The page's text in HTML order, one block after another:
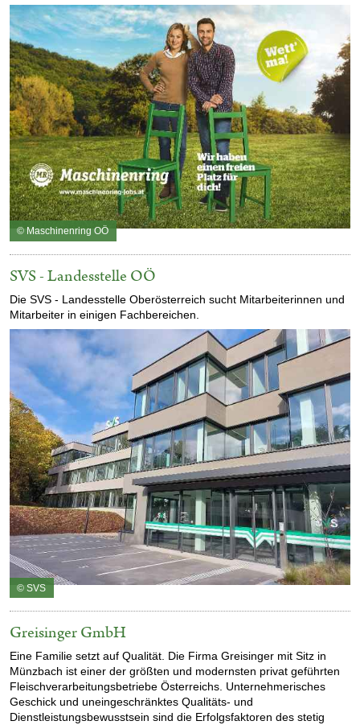
© Maschinenring OÖ
SVS - Landesstelle OÖ
Die SVS - Landesstelle Oberösterreich sucht Mitarbeiterinnen und
Mitarbeiter in einigen Fachbereichen.
© SVS
Greisinger GmbH
Eine Familie setzt auf Qualität. Die Firma Greisinger mit Sitz in
Münzbach ist einer der größten und modernsten privat geführten
Fleischverarbeitungsbetriebe Österreichs. Unternehmerisches
Geschick und uneingeschränktes Qualitäts- und
Dienstleistungsbewusstsein sind die Erfolgsfaktoren des stetig